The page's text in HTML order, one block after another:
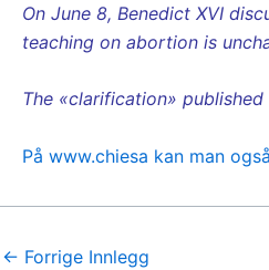
On June 8, Benedict XVI
teaching on abortion is
The «clarification»
På www.chiesa kan man
← Forrige Innlegg